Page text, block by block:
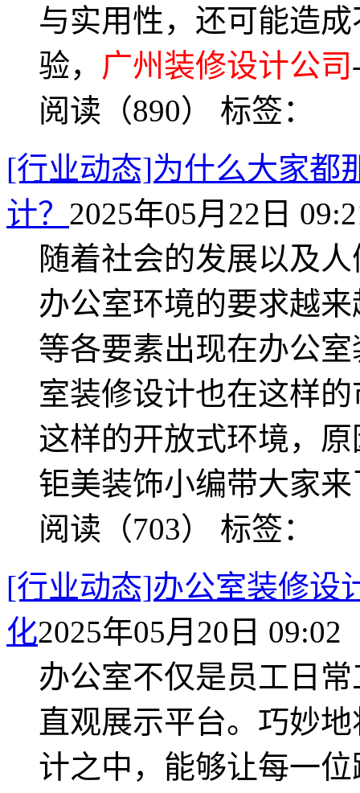
与实用性，还可能造
验， 广州装修设计公司
阅读（890） 标签：
[行业动态]为什么大家都
计？ 2025年05月22日
随着社会的发展以及
办公室环境的要求越
等各要素出现在办公
室装修设计也在这样
这样的开放式环境，
钜美装饰小编带大家
阅读（703） 标签：
[行业动态]办公室装修设
化2025年05月20日 09:02
办公室不仅是员工日
直观展示平台。巧妙
计之中，能够让每一